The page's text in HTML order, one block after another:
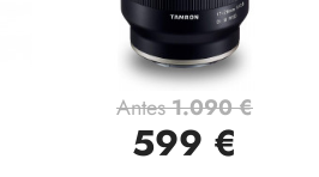
Antes1.090 €
599 €